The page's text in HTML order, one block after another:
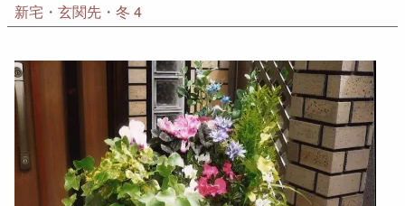
新宅・玄関先・冬 4